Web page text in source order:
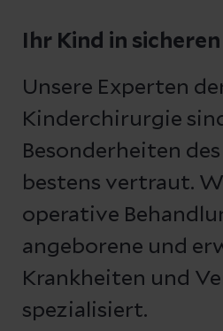
Ihr Kind in
Unsere Experten
Kinderchirurgie
Besonderheiten
bestens vertraut.
operative
angeborene und
Krankheiten und
spezialisiert.